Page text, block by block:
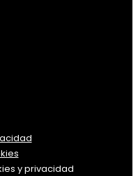
y privacidad